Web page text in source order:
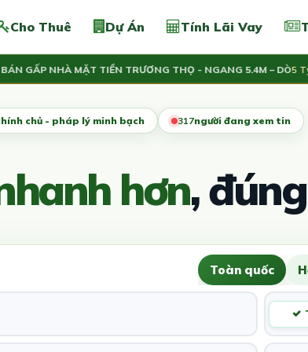
Cho Thuê Dự Án Tính Lãi Vay
NHÀ MẶT TIỀN TRƯƠNG THỌ - NGANG 5.4M – DÒ 5 Tỷ
chủ - pháp lý minh bạch 319người đang xem tin
hơn,
Toàn quốc